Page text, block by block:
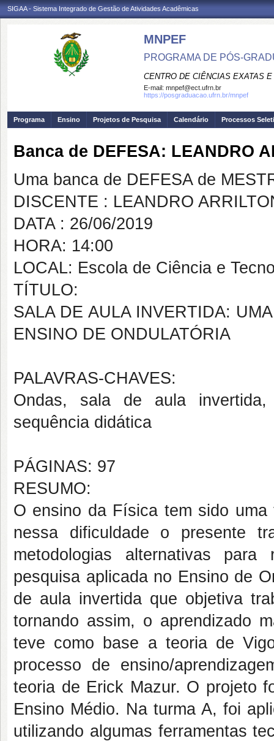
SIGAA - Sistema Integrado de Gestão de Atividades Acadêmicas
MNPEF
PROGRAMA DE PÓS-
CENTRO DE CIÊNCIAS EXATAS
E-mail: mnpef@ect.ufrn.br
https://posgraduacao.ufrn.br/mnpef
Programa Ensino Projetos de Pesquisa Calendário Processos
Banca de DEFESA: LEANDRO
Uma banca de DEFESA de
DISCENTE : LEANDRO
DATA : 26/06/2019
HORA: 14:00
LOCAL: Escola de Ciência e
TÍTULO:
SALA DE AULA INVERTIDA:
ENSINO DE ONDULATÓRIA
PALAVRAS-CHAVES:
Ondas, sala de aula
sequência didática
PÁGINAS: 97
RESUMO:
O ensino da Física tem sido
nessa dificuldade o presente
metodologias alternativas
pesquisa aplicada no Ensino de
de aula invertida que objetiva
tornando assim, o aprendizado
teve como base a teoria de
processo de ensino/
teoria de Erick Mazur. O projeto
Ensino Médio. Na turma A, foi
utilizando algumas ferramentas